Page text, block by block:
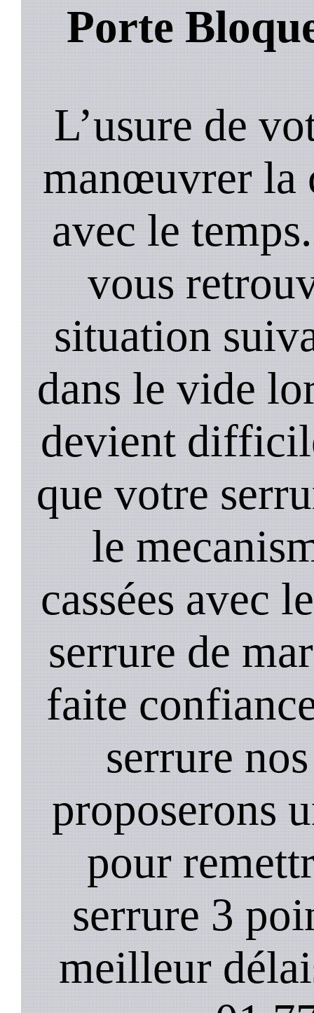
Porte
L’usure de
manœuvrer la
avec le
vous
situation
dans le vide
devient
que votre
le
cassées avec
serrure de
faite
serrure
proposerons
pour
serrure 3
meilleur